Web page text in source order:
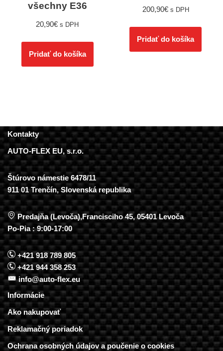
všechny E36
20,90€ s DPH
Pridať do košíka
200,90€ s DPH
Pridať do košíka
Kontakty
AUTO-FLEX EU, s.r.o.
Štúrovo námestie 6478/11
911 01 Trenčín, Slovenská republika
Predajňa (Levoča),Francisciho 45, 05401 Levoča
Po-Pia : 9:00-17:00
+421 918 789 805
+421 944 358 253
info@auto-flex.eu
Informácie
Ako nakupovať
Reklamačný poriadok
Ochrana osobných údajov a poučenie o cookies